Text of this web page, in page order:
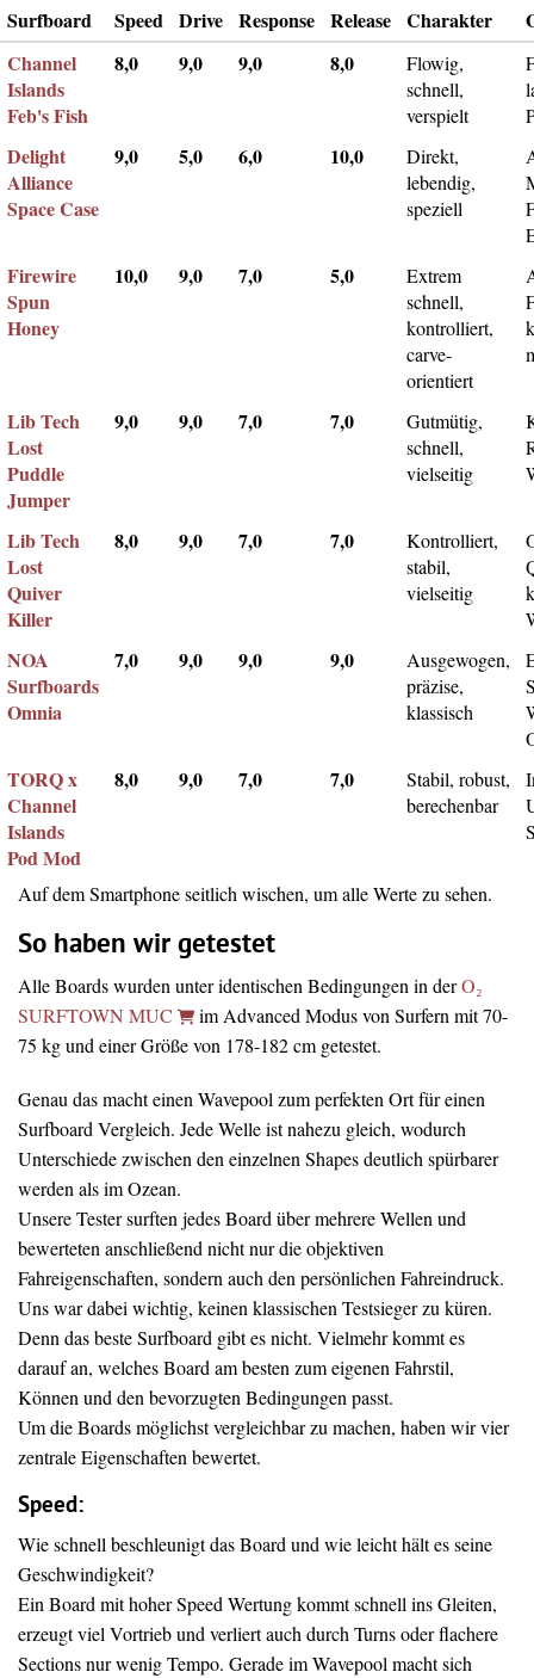
Surfboard Speed Drive Response Release Charakter
Channel
Islands
Feb's Fish
8,0 9,0 9,0 8,0
Flowig,
schnell,
verspielt
Delight
Alliance
Space Case
9,0 5,0 6,0 10,0
Direkt,
lebendig,
speziell
Firewire
Spun
Honey
10,0 9,0 7,0 5,0
Extrem
schnell,
kontrolliert,
carve-
orientiert
Lib Tech
Lost
Puddle
Jumper
9,0 9,0 7,0 7,0
Gutmütig,
schnell,
vielseitig
Lib Tech
Lost
Quiver
Killer
8,0 9,0 7,0 7,0
Kontrolliert,
stabil,
vielseitig
NOA
Surfboards
Omnia
7,0 9,0 9,0 9,0
Ausgewogen,
präzise,
klassisch
TORQ x
Channel
Islands
Pod Mod
8,0 9,0 7,0 7,0
Stabil, robust,
berechenbar
Auf dem Smartphone seitlich wischen, um alle Werte zu sehen.
So haben wir getestet
Alle Boards wurden unter identischen Bedingungen in derO₂
SURFTOWN MUC
im Advanced Modus von Surfern mit 70-
75 kg und einer Größe von 178-182 cm getestet.
Genau das macht einen Wavepool zum perfekten Ort für einen
Surfboard Vergleich. Jede Welle ist nahezu gleich, wodurch
Unterschiede zwischen den einzelnen Shapes deutlich spürbarer
werden als im Ozean.
Unsere Tester surften jedes Board über mehrere Wellen und
bewerteten anschließend nicht nur die objektiven
Fahreigenschaften, sondern auch den persönlichen Fahreindruck.
Uns war dabei wichtig, keinen klassischen Testsieger zu küren.
Denn das beste Surfboard gibt es nicht. Vielmehr kommt es
darauf an, welches Board am besten zum eigenen Fahrstil,
Können und den bevorzugten Bedingungen passt.
Um die Boards möglichst vergleichbar zu machen, haben wir vier
zentrale Eigenschaften bewertet.
Speed:
Wie schnell beschleunigt das Board und wie leicht hält es seine
Geschwindigkeit?
Ein Board mit hoher Speed Wertung kommt schnell ins Gleiten,
erzeugt viel Vortrieb und verliert auch durch Turns oder flachere
Sections nur wenig Tempo. Gerade im Wavepool macht sich